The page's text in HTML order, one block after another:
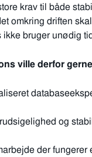
krav til både
omkring driften
ikke bruger unødig
ville derfor
og
der